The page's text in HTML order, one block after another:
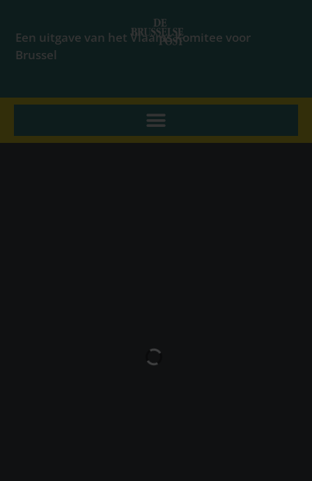
Een uitgave van het Vlaams Komitee voor
Brussel